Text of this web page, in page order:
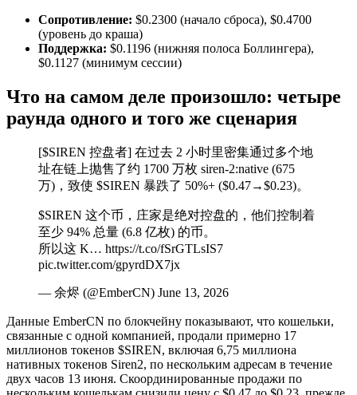
Сопротивление: $0.2300 (начало сброса), $0.4700
(уровень до краша)
Поддержка: $0.1196 (нижняя полоса Боллингера),
$0.1127 (минимум сессии)
Что на самом деле произошло: четыре
раунда одного и того же сценария
[$SIREN 控盘者] 在过去 2 小时里密集通过多个地
址在链上抛售了约 1700 万枚 siren-2:native (675
万)，致使 $SIREN 暴跌了 50%+ ($0.47→$0.23)。
$SIREN 这个币，庄家是绝对控盘的，他们控制着
至少 94% 总量 (6.8 亿枚) 的币。
所以这 K… https://t.co/fSrGTLsIS7
pic.twitter.com/gpyrdDX7jx
— 余烬 (@EmberCN) June 13, 2026
Данные EmberCN по блокчейну показывают, что кошельки,
связанные с одной компанией, продали примерно 17
миллионов токенов $SIREN, включая 6,75 миллиона
нативных токенов Siren2, по нескольким адресам в течение
двух часов 13 июня. Скоординированные продажи по